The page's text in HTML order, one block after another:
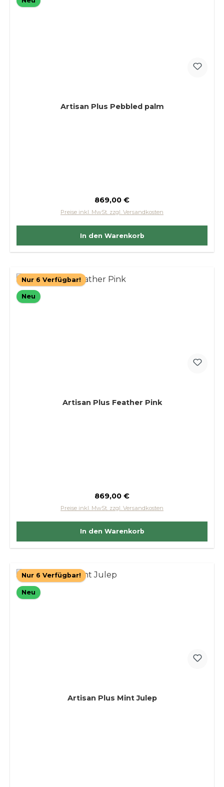
Artisan Plus Pebbled palm
Regulärer Preis:
869,00 €
Preise inkl. MwSt. zzgl. Versandkosten
In den Warenkorb
Nur 6 Verfügbar!
Neu
Artisan Plus Feather Pink
Regulärer Preis:
869,00 €
Preise inkl. MwSt. zzgl. Versandkosten
In den Warenkorb
Nur 6 Verfügbar!
Neu
Artisan Plus Mint Julep